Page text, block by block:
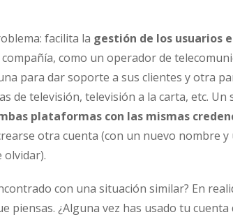
facilita la gestión de los usuarios
como un operador de
para dar soporte a sus clientes y otra
de televisión, televisión a la carta, etc. Un
plataformas con las mismas
otra cuenta (con un nuevo nombre
con una situación similar? En
piensas. ¿Alguna vez has usado tu cuenta